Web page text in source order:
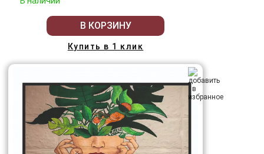
В КОРЗИНУ
Купить в 1 клик